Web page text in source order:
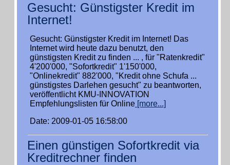
Gesucht: Günstigster Kredit im
Internet!
Gesucht: Günstigster Kredit im Internet! Das
Internet wird heute dazu benutzt, den
günstigsten Kredit zu finden ... , für "Ratenkredit"
4'200'000, "Sofortkredit" 1'150'000,
"Onlinekredit" 882'000, "Kredit ohne Schufa ...
günstigstes Darlehen gesucht" zu beantworten,
veröffentlicht KMU-INNOVATION
Empfehlungslisten für Online [more...]
Date: 2009-01-05 16:58:00
Einen günstigen Sofortkredit via
Kreditrechner finden